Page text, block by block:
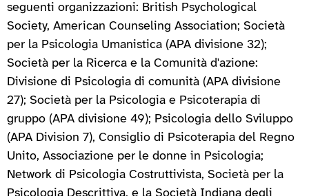
seguenti organizzazioni: British Psychological
Society, American Counseling Association; Società
per la Psicologia Umanistica (APA divisione 32);
Società per la Ricerca e la Comunità d'azione:
Divisione di Psicologia di comunità (APA divisione
27); Società per la Psicologia e Psicoterapia di
gruppo (APA divisione 49); Psicologia dello Sviluppo
(APA Division 7), Consiglio di Psicoterapia del Regno
Unito, Associazione per le donne in Psicologia;
Network di Psicologia Costruttivista, Società per la
Psicologia Descrittiva, e la Società Indiana degli